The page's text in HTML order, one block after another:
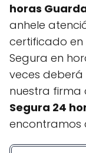
horas
anhele
certificado
Segura en
veces
nuestra firma
Segura 24
encontramos